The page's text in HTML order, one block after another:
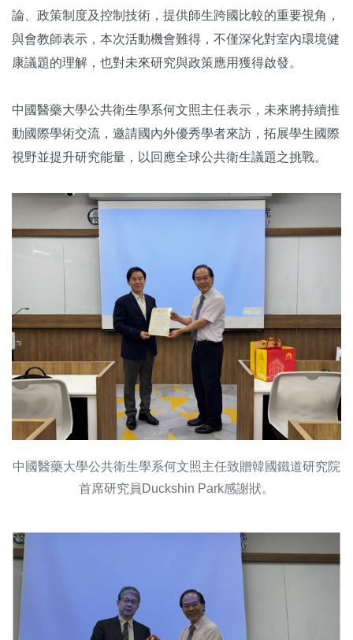
論、政策制度及控制技術，提供師生跨國比較的重要視角，
與會教師表示，本次活動機會難得，不僅深化對室內環境健
康議題的理解，也對未來研究與政策應用獲得啟發。
中國醫藥大學公共衛生學系何文照主任表示，未來將持續推
動國際學術交流，邀請國內外優秀學者來訪，拓展學生國際
視野並提升研究能量，以回應全球公共衛生議題之挑戰。
中國醫藥大學公共衛生學系何文照主任致贈韓國鐵道研究院
首席研究員Duckshin Park感謝狀。